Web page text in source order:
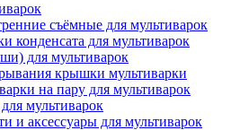
съёмные для мультиварок
конденсата для мультиварок
для мультиварок
крышки мультиварки
на пару для мультиварок
мультиварок
и аксессуары для мультиварок